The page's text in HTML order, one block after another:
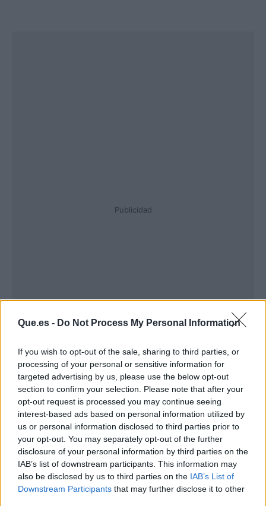
Que.es - Do Not Process My Personal Information
If you wish to opt-out of the sale, sharing to third parties, or
processing of your personal or sensitive information for
targeted advertising by us, please use the below opt-out
section to confirm your selection. Please note that after your
opt-out request is processed you may continue seeing
interest-based ads based on personal information utilized by
us or personal information disclosed to third parties prior to
your opt-out. You may separately opt-out of the further
disclosure of your personal information by third parties on the
IAB’s list of downstream participants. This information may
also be disclosed by us to third parties on the IAB’s List of
Downstream Participants that may further disclose it to other
Publicidad
Los más vistos